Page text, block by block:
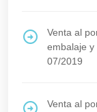
Venta al
embalaje
07/2019
Venta al